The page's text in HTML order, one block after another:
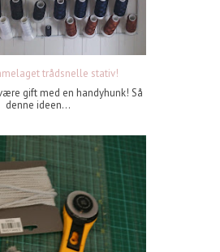
trådsnelle stativ!
gift med en handyhunk! Så
denne ideen...